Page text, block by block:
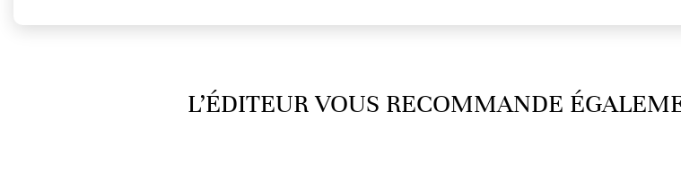
L’ÉDITEUR VOUS RECOMMANDE